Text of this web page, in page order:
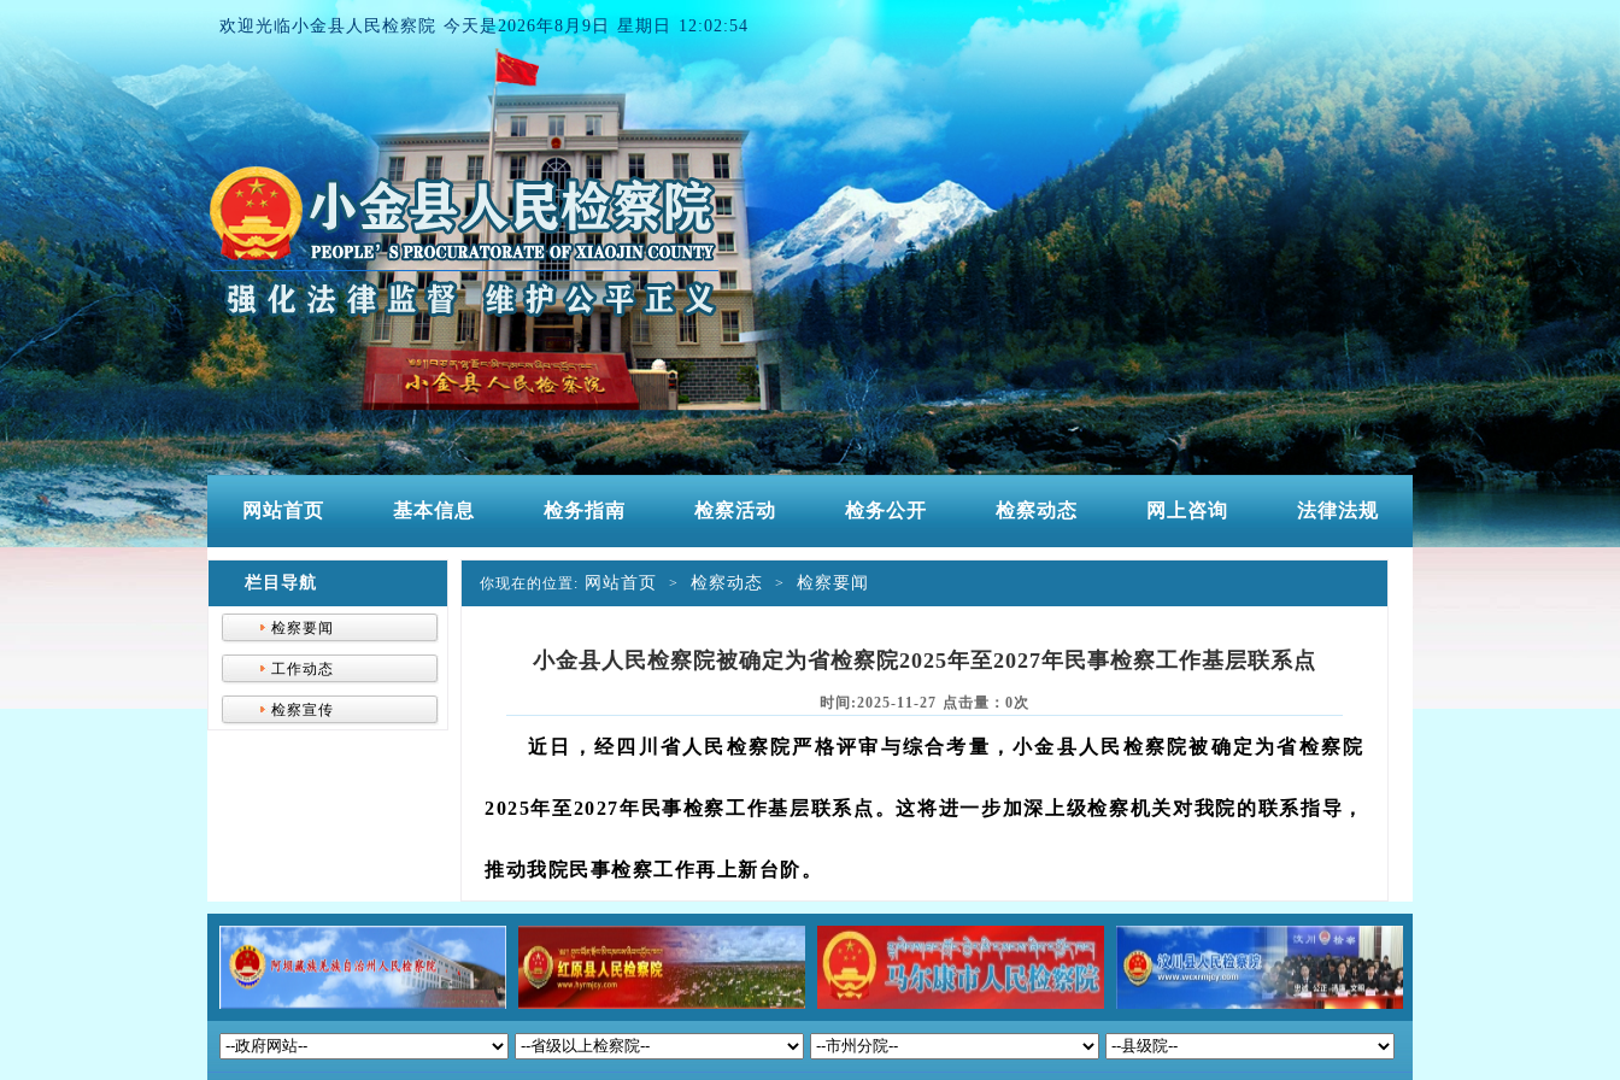
欢迎光临小金县人民检察院 今天是2026年8月9日 星期日 12:02:54
网站首页 基本信息 检务指南 检察活动 检务公开 检察动态 网上咨询 法律法规
栏目导航
检察要闻
工作动态
检察宣传
你现在的位置: 网站首页 > 检察动态 > 检察要闻
小金县人民检察院被确定为省检察院2025年至2027年民事检察工作基层联系点
时间:2025-11-27 点击量： 0次
近日，经四川省人民检察院严格评审与综合考量，小金县人民检察院被确定为省检察院
2025年至2027年民事检察工作基层联系点。这将进一步加深上级检察机关对我院的联系指导，
推动我院民事检察工作再上新台阶。